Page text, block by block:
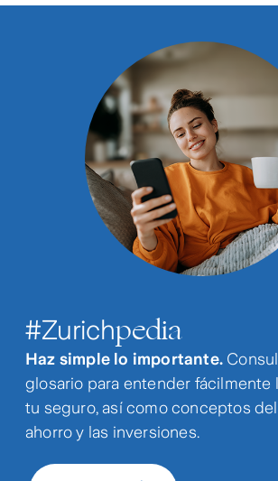
#Zurichpedia
Haz simple lo importante.
glosario para entender fácilmente
tu seguro, así como conceptos
ahorro y las inversiones.